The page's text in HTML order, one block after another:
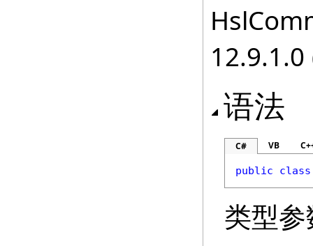
语法
C# VB
public class
类型